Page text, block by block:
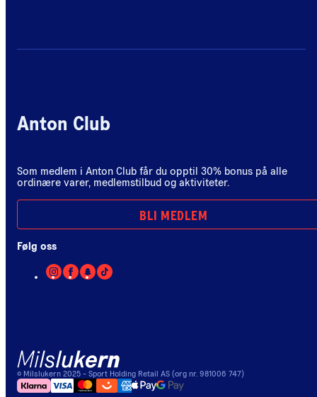
Anton Club
Som medlem i Anton Club får du opptil 30% bonus på alle
ordinære varer, medlemstilbud og aktiviteter.
BLI MEDLEM
Følg oss
© Milslukern 2025 - Sport Holding Retail AS (org nr. 981006 747)